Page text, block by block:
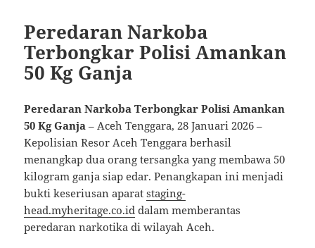
Peredaran Narkoba
Terbongkar Polisi Amankan
50 Kg Ganja
Peredaran Narkoba Terbongkar Polisi Amankan
50 Kg Ganja – Aceh Tenggara, 28 Januari 2026 –
Kepolisian Resor Aceh Tenggara berhasil
menangkap dua orang tersangka yang membawa 50
kilogram ganja siap edar. Penangkapan ini menjadi
bukti keseriusan aparatstaging-
head.myheritage.co.id dalam memberantas
peredaran narkotika di wilayah Aceh.